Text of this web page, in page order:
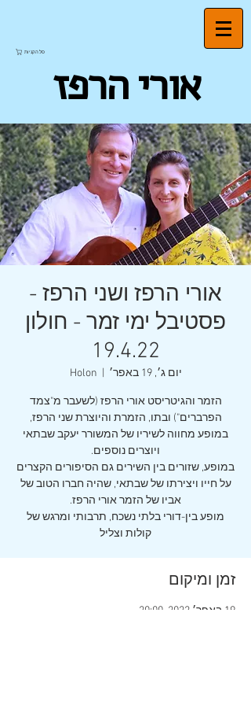
סל הקניות
אורי הרפז
אורי הרפז ושני הרפז -
פסטיבל ימי זמר - חולון
19.4.22
יום ג׳, 19 באפר׳ Holon
הזמר והגיטריסט אורי הרפז (לשעבר מ"צמד
הפרברים") ובתו, הזמרת והיוצרת שני הרפז,
במופע מחווה לשיריו של המשורר יעקב שבתאי
במופע, שזורים בין השירים גם הסיפורים הקצרים
על חייו ויצירתו של שבתאי, שהיה חברו הטוב של
מופע בין-דורי בלתי נשכח, תרבותי ומרגש של
קולות וצליל
זמן ומיקום
19 באפר׳ 2022, 20:00